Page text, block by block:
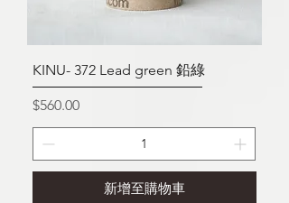
KINU- 372 Lead green 鉛綠
價格
$560.00
新增至購物車